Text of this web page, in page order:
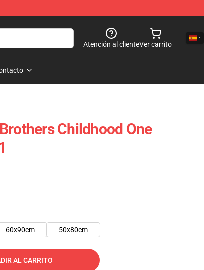
Atención al clienteVer carrito
Childhood One
60x90cm 50x80cm
AL CARRITO